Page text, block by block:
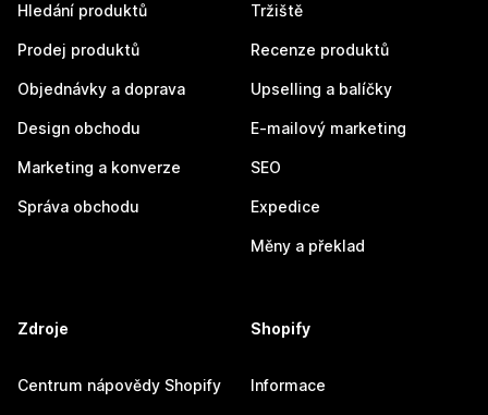
Hledání produktů
Prodej produktů
Objednávky a doprava
Design obchodu
Marketing a konverze
Správa obchodu
Tržiště
Recenze produktů
Upselling a balíčky
E-mailový marketing
SEO
Expedice
Měny a překlad
Zdroje
Centrum nápovědy Shopify
Shopify
Informace